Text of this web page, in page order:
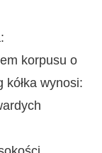
korpusu o
kółka wynosi: